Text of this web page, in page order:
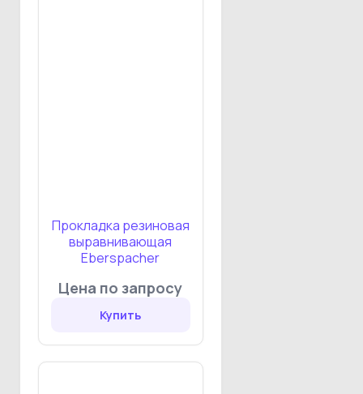
Прокладка резиновая
выравнивающая
Eberspacher
Цена по запросу
Купить